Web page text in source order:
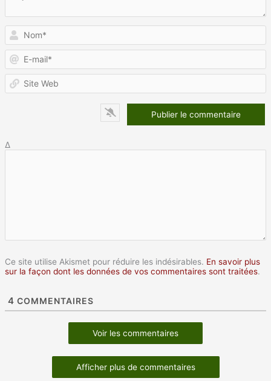
Δ
Ce site utilise Akismet pour réduire les indésirables. En savoir plus
sur la façon dont les données de vos commentaires sont traitées.
4 COMMENTAIRES
Voir les commentaires
Afficher plus de commentaires